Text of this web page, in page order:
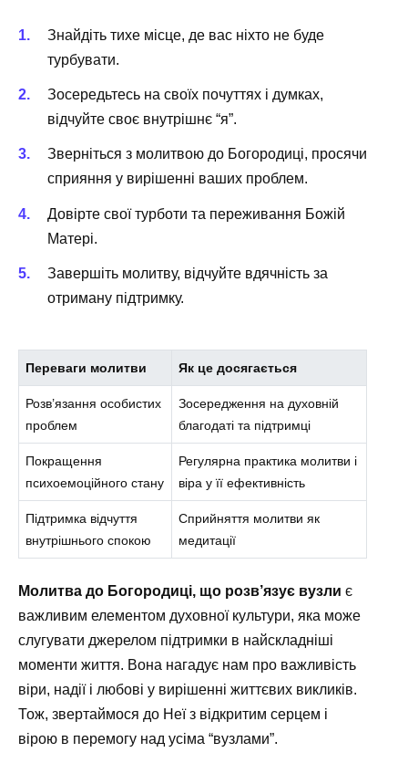
Знайдіть тихе місце, де вас ніхто не буде
турбувати.
Зосередьтесь на своїх почуттях і думках,
відчуйте своє внутрішнє “я”.
Зверніться з молитвою до Богородиці, просячи
сприяння у вирішенні ваших проблем.
Довірте свої турботи та переживання Божій
Матері.
Завершіть молитву, відчуйте вдячність за
отриману підтримку.
Переваги молитви Як це досягається
Розв’язання особистих
проблем
Зосередження на духовній
благодаті та підтримці
Покращення
психоемоційного стану
Регулярна практика молитви і
віра у її ефективність
Підтримка відчуття
внутрішнього спокою
Сприйняття молитви як
медитації
Молитва до Богородиці, що розв’язує вузли є
важливим елементом духовної культури, яка може
слугувати джерелом підтримки в найскладніші
моменти життя. Вона нагадує нам про важливість
віри, надії і любові у вирішенні життєвих викликів.
Тож, звертаймося до Неї з відкритим серцем і
вірою в перемогу над усіма “вузлами”.